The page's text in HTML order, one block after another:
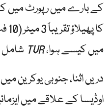
کے بارے میں رپورٹ میں
میں کیسے ہوا،TVR شامل
دریں اثنا، جنوبی یوکرین
اوڈیسا کے علاقے میں